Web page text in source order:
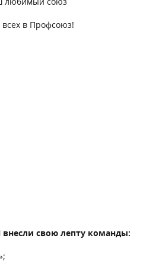
в Профсоюз!
свою лепту команды: